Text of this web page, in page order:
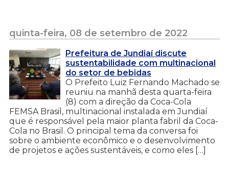
quinta-feira, 08 de setembro de 2022
Prefeitura de Jundiaí discute
sustentabilidade com multinacional
do setor de bebidas
O Prefeito Luiz Fernando Machado se
reuniu na manhã desta quarta-feira
(8) com a direção da Coca-Cola
FEMSA Brasil, multinacional instalada em Jundiaí
que é responsável pela maior planta fabril da Coca-
Cola no Brasil. O principal tema da conversa foi
sobre o ambiente econômico e o desenvolvimento
de projetos e ações sustentáveis, e como eles […]